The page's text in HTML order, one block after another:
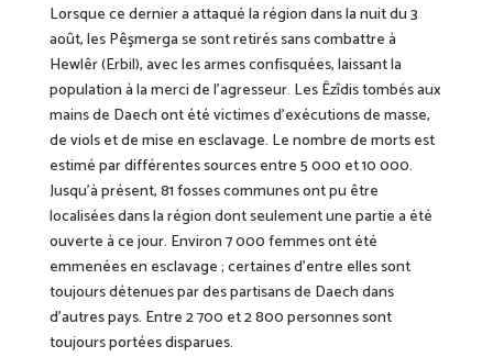
Lorsque ce dernier a attaqué la région dans la nuit du 3
août, les Pêşmerga se sont retirés sans combattre à
Hewlêr (Erbil), avec les armes confisquées, laissant la
population à la merci de l’agresseur. Les Êzîdis tombés aux
mains de Daech ont été victimes d’exécutions de masse,
de viols et de mise en esclavage. Le nombre de morts est
estimé par différentes sources entre 5 000 et 10 000.
Jusqu’à présent, 81 fosses communes ont pu être
localisées dans la région dont seulement une partie a été
ouverte à ce jour. Environ 7 000 femmes ont été
emmenées en esclavage ; certaines d’entre elles sont
toujours détenues par des partisans de Daech dans
d’autres pays. Entre 2 700 et 2 800 personnes sont
toujours portées disparues.